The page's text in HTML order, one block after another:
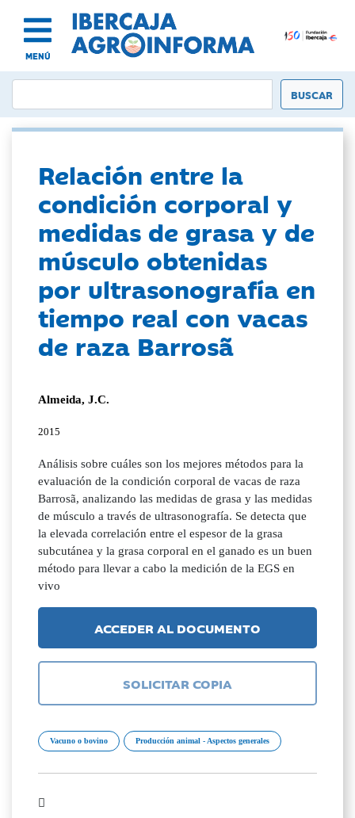
MENÚ
Relación entre la
condición corporal y
medidas de grasa y de
músculo obtenidas
por ultrasonografía en
tiempo real con vacas
de raza Barrosã
Almeida, J.C.
2015
Análisis sobre cuáles son los mejores métodos para la
evaluación de la condición corporal de vacas de raza
Barrosã, analizando las medidas de grasa y las medidas
de músculo a través de ultrasonografía. Se detecta que
la elevada correlación entre el espesor de la grasa
subcutánea y la grasa corporal en el ganado es un buen
método para llevar a cabo la medición de la EGS en
vivo
ACCEDER AL DOCUMENTO
SOLICITAR COPIA
Vacuno o bovino Producción animal - Aspectos generales